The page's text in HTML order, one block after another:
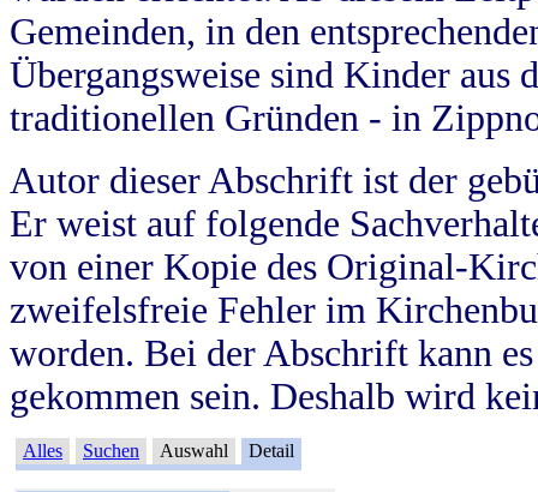
Gemeinden, in den
Übergangsweise sind Kinder aus
traditionellen Gründen - in
Autor dieser Abschrift ist der
Er weist auf folgende
von einer Kopie des Original-
zweifelsfreie Fehler im
worden. Bei der Abschrift kann
gekommen sein. Deshalb wird
Alles Suchen Auswahl Detail